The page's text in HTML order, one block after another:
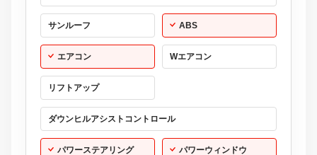
サンルーフ ABS
エアコン Wエアコン
リフトアップ
ダウンヒルアシストコントロール
パワーステアリング パワーウィンドウ